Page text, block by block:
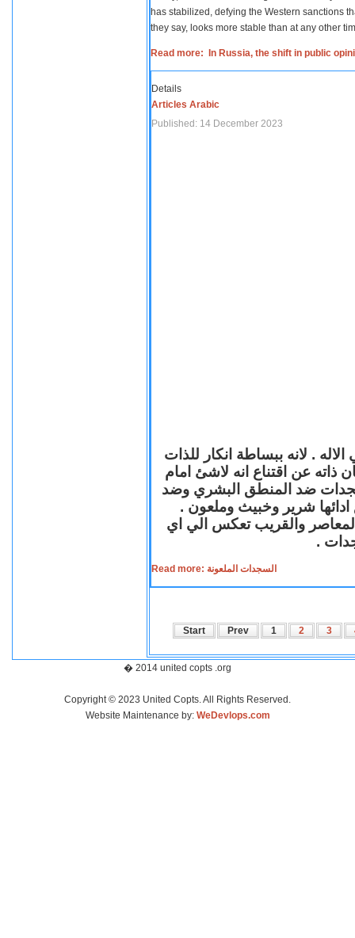
has stabilized, defying the Western sanctions
they say, looks more stable than at any other
Read more: In Russia, the shift in public
Details
Articles Arabic
Published: 14 December 2023
. لانه ببساطة انكار للذات
ذاته عن اقتناع انه لاشئ امام
ضد المنطق البشري وضد
ادائها شرير وخبيث وملعون .
المعاصر والقريب تعكس الي اي
.
Read more: السجدات الملعونة
Start Prev 1 2 3
� 2014 united copts .org
Copyright © 2023 United Copts. All Rights Reserved.
Website Maintenance by: WeDevlops.com